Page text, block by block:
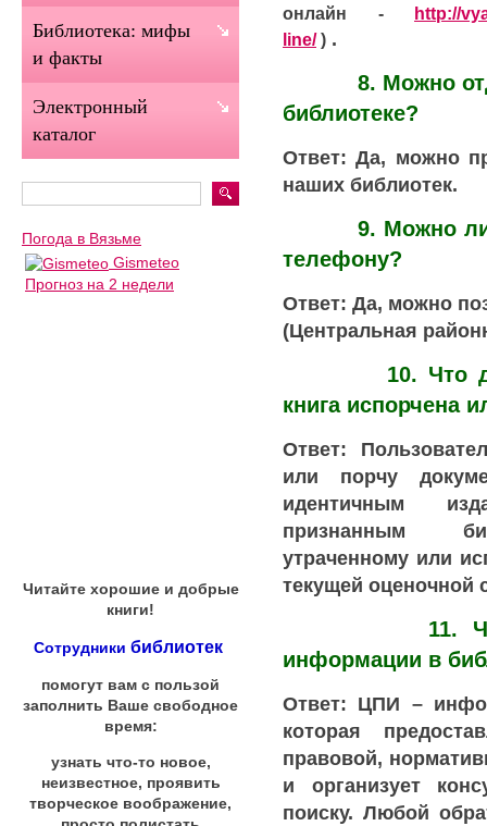
онлайн - http://
line/) .
8. Можно
библиотеке?
Ответ: Да, можно
наших библиотек.
9. Можно ли
телефону?
Ответ: Да, можно
(Центральная
10. Что
книга испорчена
Ответ:
или порчу
идентичным
признанным
утраченному или
текущей оценочной
11. Что
информации в
Ответ: ЦПИ –
которая
правовой,
и организует
поиску. Любой
Библиотека: мифы
и факты
Электронный
каталог
Погода в Вязьме
Gismeteo
Прогноз на 2 недели
Читайте хорошие и добрые
книги!
Сотрудники библиотек
помогут вам с пользой
заполнить Ваше свободное
время:
узнать что-то новое,
неизвестное, проявить
творческое воображение,